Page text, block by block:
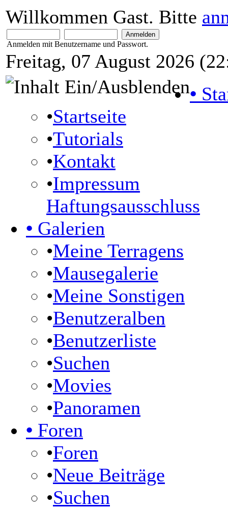
Willkommen Gast. Bitte
Anmelden mit Benutzername und Passwort.
Freitag, 07 August 2026
•
•Startseite
•Tutorials
•Kontakt
•Impressum
Haftungsausschluss
• Galerien
•Meine Terragens
•Mausegalerie
•Meine Sonstigen
•Benutzeralben
•Benutzerliste
•Suchen
•Movies
•Panoramen
• Foren
•Foren
•Neue Beiträge
•Suchen